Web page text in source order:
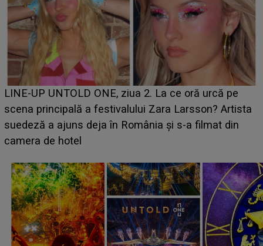
Ce a dezvăluit noua concurentă din "Casa Iubirii" l-a
luat prin surprindere pe Emanuel. CINE ESTE
BĂIATUL VIZAT de Alexandra?! Aflându-se în fața
faptului împlinit, A RECUNOSCUT IMEDIAT: "Am